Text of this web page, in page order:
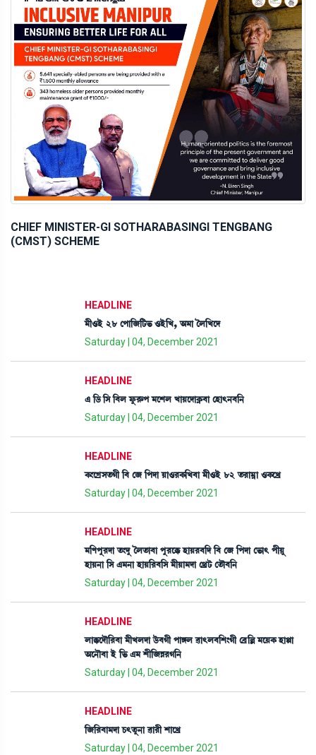
CHIEF MINISTER-GI SOTHARABASINGI TENGBANG
(CMST) SCHEME
HEADLINE
³ã*Òü 28 ëšà[\[i¡®¡ *Òü[J, "³à íº[Jìƒ
Saturday | 04, December 2021
HEADLINE
& [l¡ [Î [¤º óå¡¹ç¡š ³ìÅº JàÚìƒàA¥¡¤à ëÒà;>¤[>
Saturday | 04, December 2021
HEADLINE
A¡}ìNøÎt¡Kã [¤ ë\ [šƒà Úà*¹A¡[J¤à ³ã*Òü 82 t¡¹à³¥à *A¡ìJø
Saturday | 04, December 2021
HEADLINE
³[ošå¹ƒà t¡}ƒå íºt¡à¤à šå¹ìB¡ ÒàÚ¹¤[ƒ [¤ ë\ [šƒà ë®¡à; šãÚå
ÒàÚ>à [Î &³>à ÒàÚ[¹¤[Î ³ãÚà³ƒà ë=øi¡ ët¡ï¤[>
Saturday | 04, December 2021
HEADLINE
ºàB¡ìƒï[¹¤à ³ãJºƒà l¡ü¤Kã šàUº ¯à;º¤[Å}Kã ë¤ø[À ³ìÚA¡ ÒàÙà
"ì>ï¤à Òü [®¡ &³ Åã[\Ä¹K[>
Saturday | 04, December 2021
HEADLINE
[\[¹¤à³ƒà W¡;t¡å>à ¯à¹ã ÅàìJø
Saturday | 04, December 2021